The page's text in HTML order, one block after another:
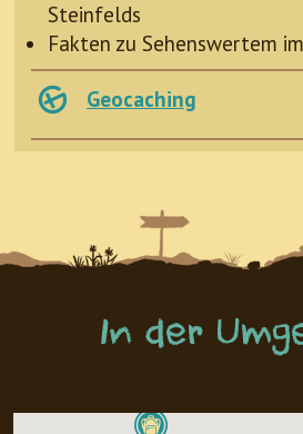
Steinfelds
Fakten zu Sehenswertem
Geocaching
In der